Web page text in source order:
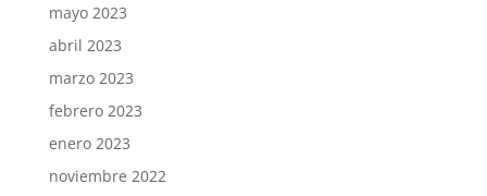
mayo 2023
abril 2023
marzo 2023
febrero 2023
enero 2023
noviembre 2022